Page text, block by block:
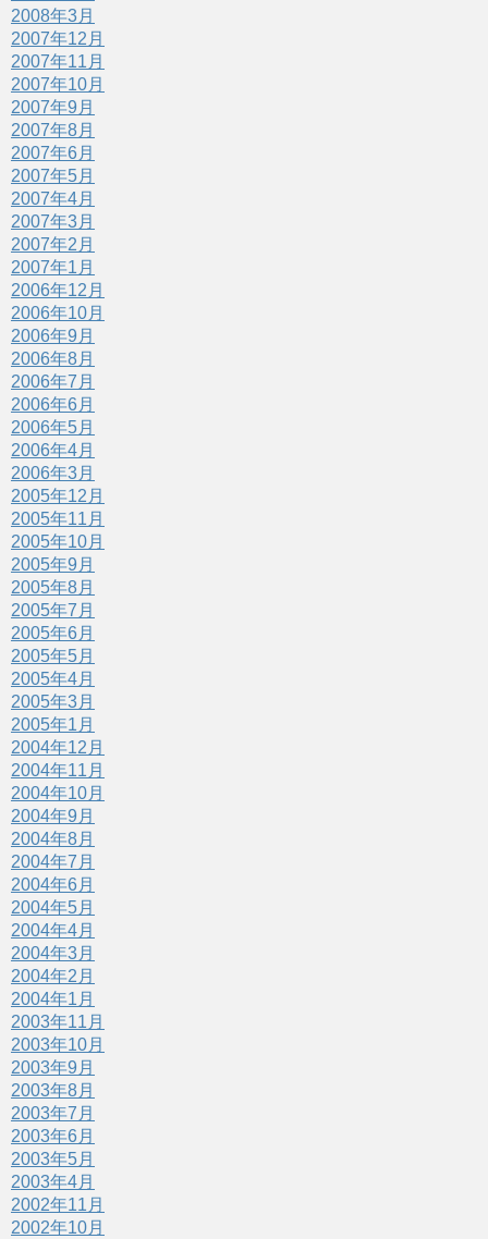
2008年3月
2007年12月
2007年11月
2007年10月
2007年9月
2007年8月
2007年6月
2007年5月
2007年4月
2007年3月
2007年2月
2007年1月
2006年12月
2006年10月
2006年9月
2006年8月
2006年7月
2006年6月
2006年5月
2006年4月
2006年3月
2005年12月
2005年11月
2005年10月
2005年9月
2005年8月
2005年7月
2005年6月
2005年5月
2005年4月
2005年3月
2005年1月
2004年12月
2004年11月
2004年10月
2004年9月
2004年8月
2004年7月
2004年6月
2004年5月
2004年4月
2004年3月
2004年2月
2004年1月
2003年11月
2003年10月
2003年9月
2003年8月
2003年7月
2003年6月
2003年5月
2003年4月
2002年11月
2002年10月